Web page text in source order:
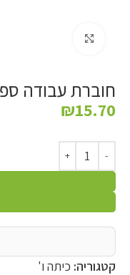
חוברת עבודה
₪15.70
קטגוריה: כיתה ו'